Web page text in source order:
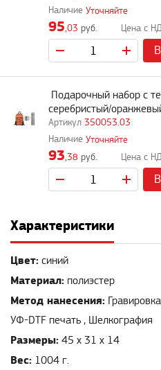
Уточняйте
95,03 руб.
350053.03
Подарочный набор с
серебристый/
Уточняйте
93,38 руб.
Характеристики
Цвет: синий
Материал: полиэстер
Метод нанесения:
УФ-DTF печать , Шелкография
Размеры: 45 х 31 х 14
Вес: 1004 г.